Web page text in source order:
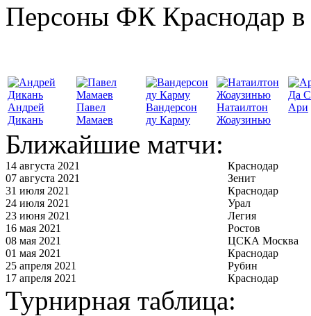
Персоны ФК Краснодар в
Андрей
Дикань
Павел
Мамаев
Вандерсон
ду Карму
Натаилтон
Жоаузинью
Да
Ари
Ближайшие матчи:
14 августа 2021
Краснодар
07 августа 2021
Зенит
31 июля 2021
Краснодар
24 июля 2021
Урал
23 июня 2021
Легия
16 мая 2021
Ростов
08 мая 2021
ЦСКА Москва
01 мая 2021
Краснодар
25 апреля 2021
Рубин
17 апреля 2021
Краснодар
Турнирная таблица: